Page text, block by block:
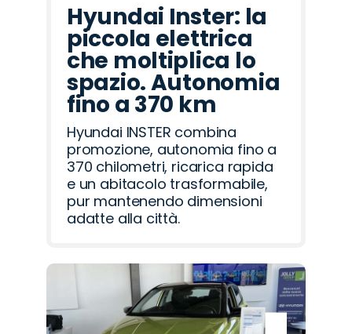
Hyundai Inster: la
piccola elettrica
che moltiplica lo
spazio. Autonomia
fino a 370 km
Hyundai INSTER combina
promozione, autonomia fino a
370 chilometri, ricarica rapida
e un abitacolo trasformabile,
pur mantenendo dimensioni
adatte alla città.